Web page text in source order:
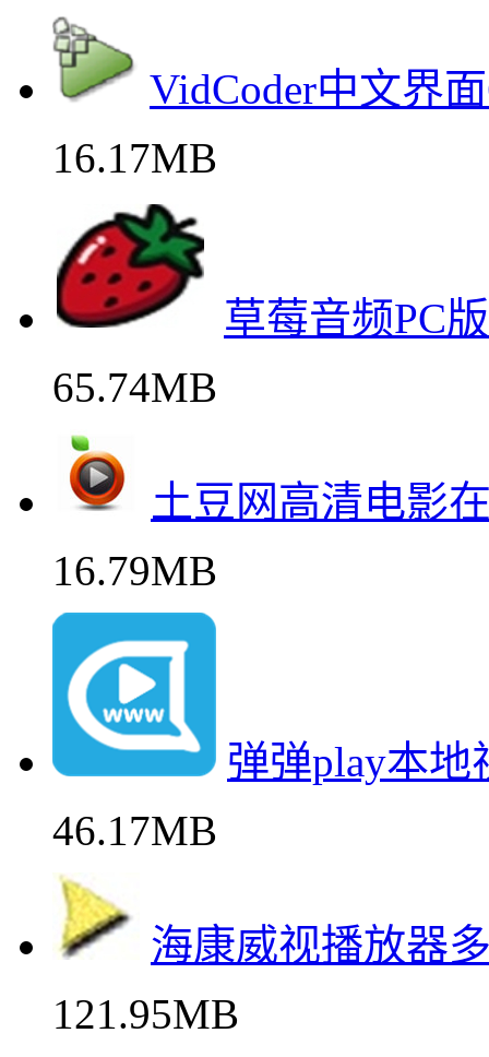
VidCoder中文界
16.17MB
草莓音频PC
65.74MB
土豆网高清电影
16.79MB
弹弹play本
46.17MB
海康威视播放器
121.95MB